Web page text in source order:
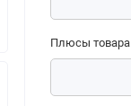
Плюсы товара